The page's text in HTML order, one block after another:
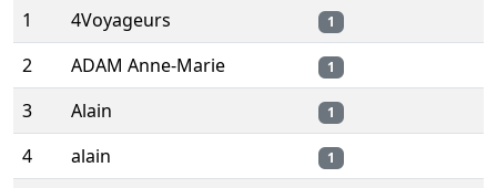
1
4Voyageurs 1
2 ADAM Anne-Marie 1
3 Alain 1
4 alain 1